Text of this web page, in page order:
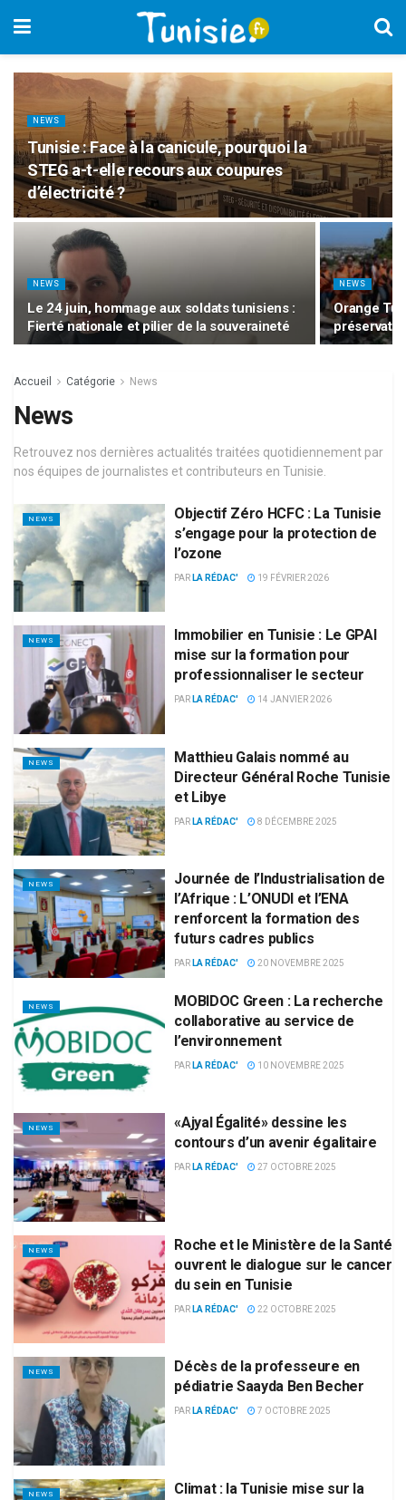
NEWS
Tunisie : Face à la canicule, pourquoi la
STEG a-t-elle recours aux coupures
d’électricité ?
NEWS
Le 24 juin, hommage aux soldats tunisiens :
Fierté nationale et pilier de la souveraineté
NEWS
Orange
Accueil Catégorie News
News
Retrouvez nos dernières actualités traitées quotidiennement par
nos équipes de journalistes et contributeurs en Tunisie.
NEWS
Objectif Zéro HCFC : La Tunisie
s’engage pour la protection de
l’ozone
PAR LA RÉDAC' 19 FÉVRIER 2026
NEWS
Immobilier en Tunisie : Le GPAI
mise sur la formation pour
professionnaliser le secteur
PAR LA RÉDAC' 14 JANVIER 2026
NEWS
Matthieu Galais nommé au
Directeur Général Roche Tunisie
et Libye
PAR LA RÉDAC' 8 DÉCEMBRE 2025
NEWS
Journée de l’Industrialisation de
l’Afrique : L’ONUDI et l’ENA
renforcent la formation des
futurs cadres publics
PAR LA RÉDAC' 20 NOVEMBRE 2025
NEWS
MOBIDOC Green : La recherche
collaborative au service de
l’environnement
PAR LA RÉDAC' 10 NOVEMBRE 2025
NEWS
«Ajyal Égalité» dessine les
contours d’un avenir égalitaire
PAR LA RÉDAC' 27 OCTOBRE 2025
NEWS
Roche et le Ministère de la Santé
ouvrent le dialogue sur le cancer
du sein en Tunisie
PAR LA RÉDAC' 22 OCTOBRE 2025
NEWS
Décès de la professeure en
pédiatrie Saayda Ben Becher
PAR LA RÉDAC' 7 OCTOBRE 2025
NEWS
Climat : la Tunisie mise sur la